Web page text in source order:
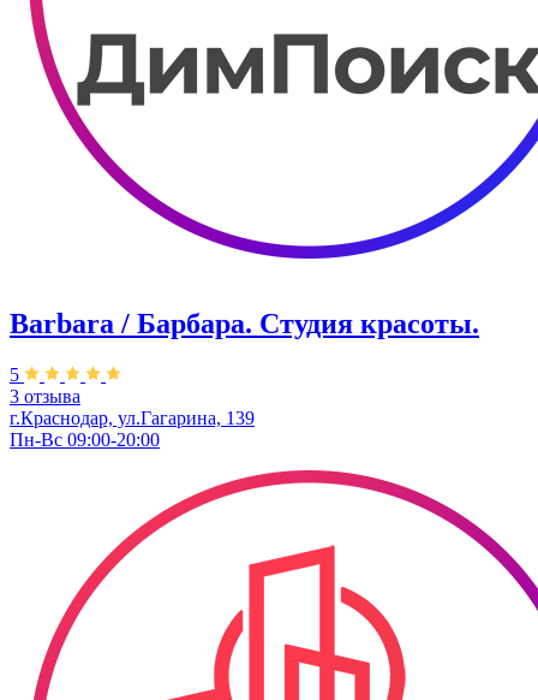
Barbara / Барбара. Студия красоты.
5
3 отзыва
г.Краснодар, ул.Гагарина, 139
Пн-Вс 09:00-20:00